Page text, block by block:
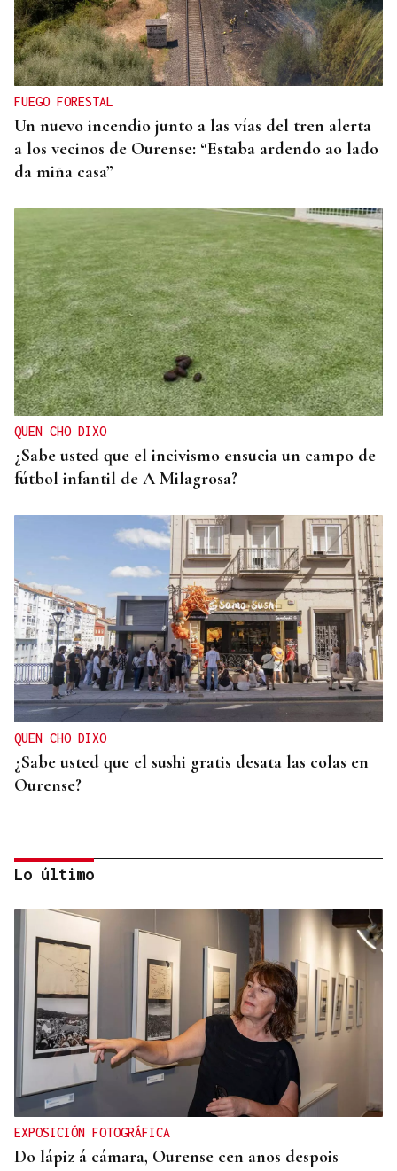
FUEGO FORESTAL
Un nuevo incendio junto a las vías del tren alerta
a los vecinos de Ourense: “Estaba ardendo ao lado
da miña casa”
QUEN CHO DIXO
¿Sabe usted que el incivismo ensucia un campo de
fútbol infantil de A Milagrosa?
QUEN CHO DIXO
¿Sabe usted que el sushi gratis desata las colas en
Ourense?
OFERTA DIVERSIFICADA
Las academias de Ourense se reinventan tras el fin
de los exámenes de septiembre
Lo último
EXPOSICIÓN FOTOGRÁFICA
Do lápiz á cámara, Ourense cen anos despois